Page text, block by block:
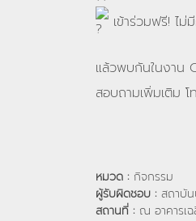
เข้าร่วมฟรี! ไม่
แล้วพบกันในงาน
สอบถามเพิ่มเติม
หมวด : กิจกรรม
ผู้รับผิดชอบ : สถาบั
สถานที่ : ณ อาคารเ